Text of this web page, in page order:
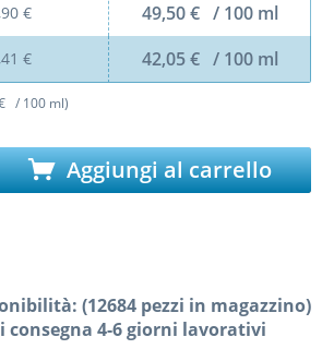
€ 49,50 € / 100 ml
€ 42,05 € / 100 ml
/ 100 ml)
Aggiungi al carrello
(12684 pezzi in magazzino)
consegna 4-6 giorni lavorativi